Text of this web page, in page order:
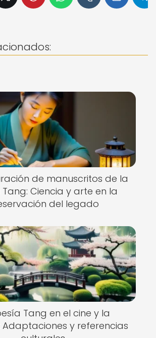
de manuscritos de la
Ciencia y arte en la
del legado
Tang en el cine y la
Adaptaciones y referencias